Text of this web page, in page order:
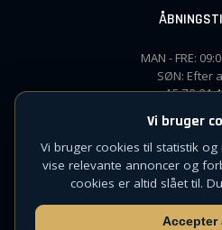
MAN - FRE:
SØN: Efter
+45 72 31
CVR:
© 2026
Udviklet af
Vi bruger
Vi bruger cookies til statistik
vise relevante annoncer og
cookies er altid slået til.
Accepter